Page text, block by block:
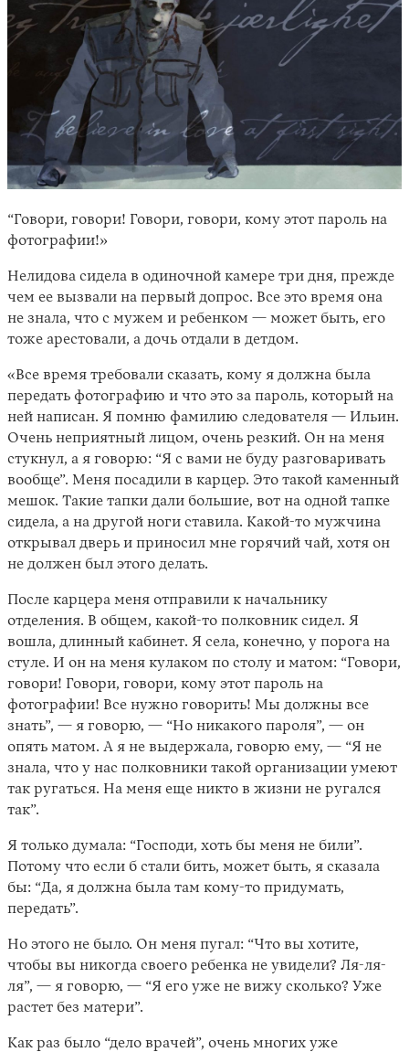
“Говори, говори! Говори, говори, кому этот пароль на
фотографии!»
Нелидова сидела в одиночной камере три дня, прежде
чем ее вызвали на первый допрос. Все это время она
не знала, что с мужем и ребенком — может быть, его
тоже арестовали, а дочь отдали в детдом.
«Все время требовали сказать, кому я должна была
передать фотографию и что это за пароль, который на
ней написан. Я помню фамилию следователя — Ильин.
Очень неприятный лицом, очень резкий. Он на меня
стукнул, а я говорю: “Я с вами не буду разговаривать
вообще”. Меня посадили в карцер. Это такой каменный
мешок. Такие тапки дали большие, вот на одной тапке
сидела, а на другой ноги ставила. Какой-то мужчина
открывал дверь и приносил мне горячий чай, хотя он
не должен был этого делать.
После карцера меня отправили к начальнику
отделения. В общем, какой-то полковник сидел. Я
вошла, длинный кабинет. Я села, конечно, у порога на
стуле. И он на меня кулаком по столу и матом: “Говори,
говори! Говори, говори, кому этот пароль на
фотографии! Все нужно говорить! Мы должны все
знать”, — я говорю, — “Но никакого пароля”, — он
опять матом. А я не выдержала, говорю ему, — “Я не
знала, что у нас полковники такой организации умеют
так ругаться. На меня еще никто в жизни не ругался
так”.
Я только думала: “Господи, хоть бы меня не били”.
Потому что если б стали бить, может быть, я сказала
бы: “Да, я должна была там кому-то придумать,
передать”.
Но этого не было. Он меня пугал: “Что вы хотите,
чтобы вы никогда своего ребенка не увидели? Ля-ля-
ля”, — я говорю, — “Я его уже не вижу сколько? Уже
растет без матери”.
Как раз было “дело врачей”, очень многих уже